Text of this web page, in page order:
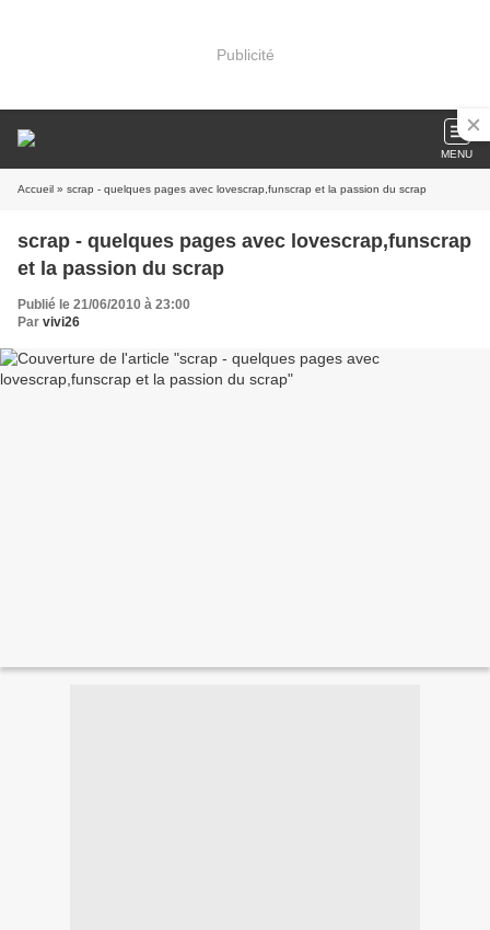
Publicité
MENU
Accueil » scrap - quelques pages avec lovescrap,funscrap et la passion du scrap
scrap - quelques pages avec lovescrap,funscrap
et la passion du scrap
Publié le 21/06/2010 à 23:00
Par vivi26